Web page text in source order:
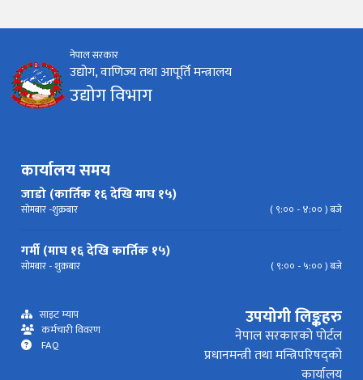
नेपाल सरकार
उद्योग, वाणिज्य तथा आपूर्ति मन्त्रालय
उद्योग विभाग
कार्यालय समय
जाडो (कार्तिक १६ देखि माघ १५)
सोमबार -शुक्रबार ( ९:०० - ४:०० ) बजे
गर्मी (माघ १६ देखि कार्तिक १५)
सोमबार - शुक्रबार ( ९:०० - ५:०० ) बजे
साइट म्याप
कर्मचारी विवरण
FAQ
उपयोगी लिङ्कहरु
नेपाल सरकारको पोर्टल
प्रधानमन्त्री तथा मन्त्रिपरिषद्को
कार्यालय